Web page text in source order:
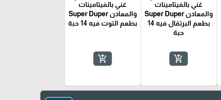
غني بالفيتامينات
والمعادن Super Duper
بطعم البرتقال فيه 14
حبة
add_shopping_cart
غني بالفيتامينات
والمعادن Super Duper
بطعم التوت فيه 14 حبة
add_shopping_cart